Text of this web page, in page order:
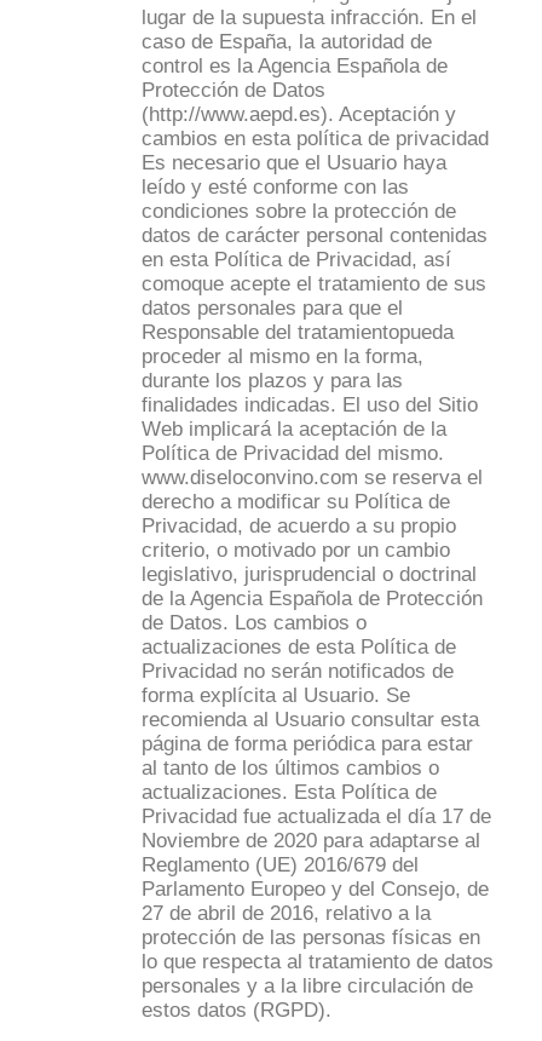
lugar de la supuesta infracción. En el
caso de España, la autoridad de
control es la Agencia Española de
Protección de Datos
(http://www.aepd.es). Aceptación y
cambios en esta política de privacidad
Es necesario que el Usuario haya
leído y esté conforme con las
condiciones sobre la protección de
datos de carácter personal contenidas
en esta Política de Privacidad, así
comoque acepte el tratamiento de sus
datos personales para que el
Responsable del tratamientopueda
proceder al mismo en la forma,
durante los plazos y para las
finalidades indicadas. El uso del Sitio
Web implicará la aceptación de la
Política de Privacidad del mismo.
www.diseloconvino.com se reserva el
derecho a modificar su Política de
Privacidad, de acuerdo a su propio
criterio, o motivado por un cambio
legislativo, jurisprudencial o doctrinal
de la Agencia Española de Protección
de Datos. Los cambios o
actualizaciones de esta Política de
Privacidad no serán notificados de
forma explícita al Usuario. Se
recomienda al Usuario consultar esta
página de forma periódica para estar
al tanto de los últimos cambios o
actualizaciones. Esta Política de
Privacidad fue actualizada el día 17 de
Noviembre de 2020 para adaptarse al
Reglamento (UE) 2016/679 del
Parlamento Europeo y del Consejo, de
27 de abril de 2016, relativo a la
protección de las personas físicas en
lo que respecta al tratamiento de datos
personales y a la libre circulación de
estos datos (RGPD).